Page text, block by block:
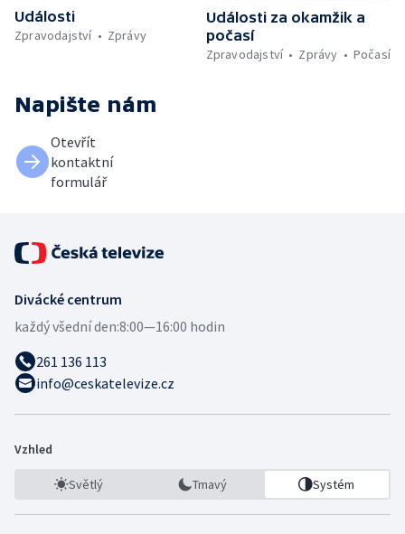
Události
Zpravodajství
Zprávy
Události za okamžik a
počasí
Zpravodajství
Zprávy Počasí
Napište nám
Otevřít
kontaktní
formulář
Divácké centrum
každý všední den:8:00—16:00 hodin
261 136 113
info@ceskatelevize.cz
Vzhled
Světlý Tmavý Systém